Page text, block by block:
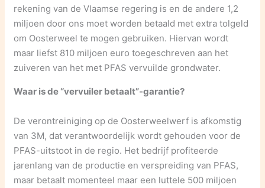
rekening van de Vlaamse regering is en de andere 1,2
miljoen door ons moet worden betaald met extra tolgeld
om Oosterweel te mogen gebruiken. Hiervan wordt
maar liefst 810 miljoen euro toegeschreven aan het
zuiveren van het met PFAS vervuilde grondwater.
Waar is de “vervuiler betaalt”-garantie?
De verontreiniging op de Oosterweelwerf is afkomstig
van 3M, dat verantwoordelijk wordt gehouden voor de
PFAS-uitstoot in de regio. Het bedrijf profiteerde
jarenlang van de productie en verspreiding van PFAS,
maar betaalt momenteel maar een luttele 500 miljoen